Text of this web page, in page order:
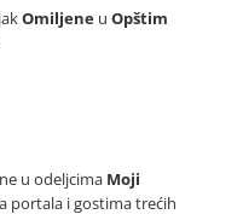
Omiljene u Opštim
u odeljcima Moji
portala i gostima trećih